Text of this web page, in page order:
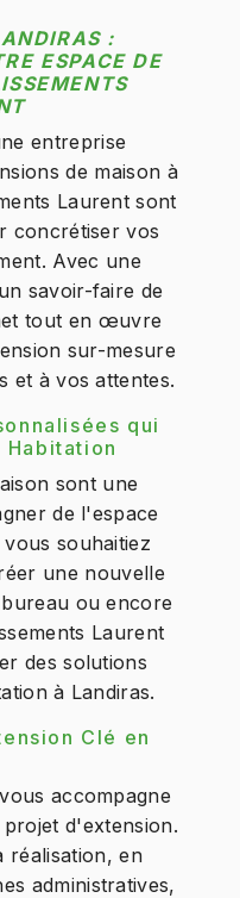
:
ESPACE DE
entreprise
de maison à
Laurent sont
concrétiser vos
Avec une
savoir-faire de
tout en œuvre
sur-mesure
et à vos attentes.
qui
Habitation
sont une
de l'espace
vous souhaitiez
une nouvelle
ou encore
Laurent
des solutions
à Landiras.
Clé en
accompagne
d'extension.
réalisation, en
administratives,